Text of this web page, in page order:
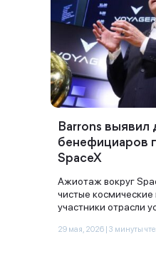
Barrons выявил
бенефициаров
SpaceX
Ажиотаж вокруг
чистые
участники отрасли
29 мая, 2026 | 3 минуты